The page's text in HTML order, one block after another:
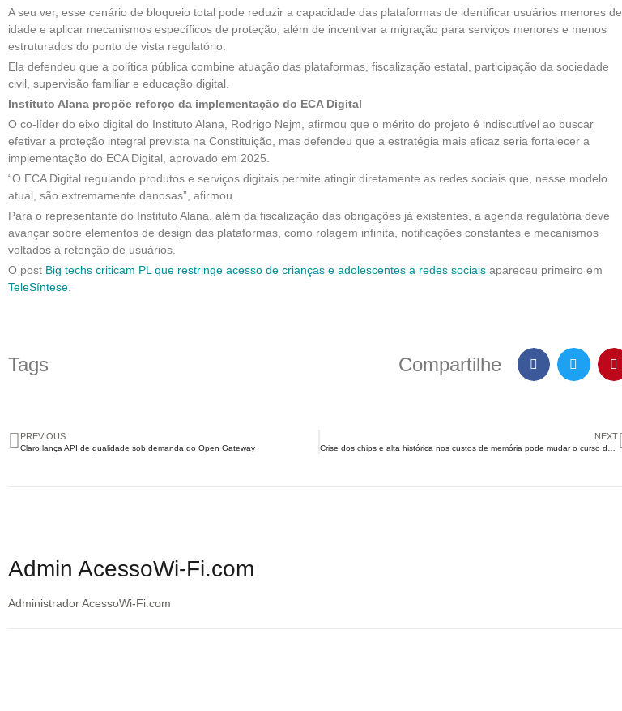
A seu ver, esse cenário de bloqueio total pode reduzir a capacidade das plataformas de identificar usuários menores de
idade e aplicar mecanismos específicos de proteção, além de incentivar a migração para serviços menores e menos
estruturados do ponto de vista regulatório.
Ela defendeu que a política pública combine atuação das plataformas, fiscalização estatal, participação da sociedade
civil, supervisão familiar e educação digital.
Instituto Alana propõe reforço da implementação do ECA Digital
O co-líder do eixo digital do Instituto Alana, Rodrigo Nejm, afirmou que o mérito do projeto é indiscutível ao buscar
efetivar a proteção integral prevista na Constituição, mas defendeu que a estratégia mais eficaz seria fortalecer a
implementação do ECA Digital, aprovado em 2025.
“O ECA Digital regulando produtos e serviços digitais permite atingir diretamente as redes sociais que, nesse modelo
atual, são extremamente danosas”, afirmou.
Para o representante do Instituto Alana, além da fiscalização das obrigações já existentes, a agenda regulatória deve
avançar sobre elementos de design das plataformas, como rolagem infinita, notificações constantes e mecanismos
voltados à retenção de usuários.
O post Big techs criticam PL que restringe acesso de crianças e adolescentes a redes sociais apareceu primeiro em
TeleSíntese.
Tags Compartilhe
PREVIOUS
Claro lança API de qualidade sob demanda do Open Gateway
NEXT
Admin AcessoWi-Fi.com
Administrador AcessoWi-Fi.com